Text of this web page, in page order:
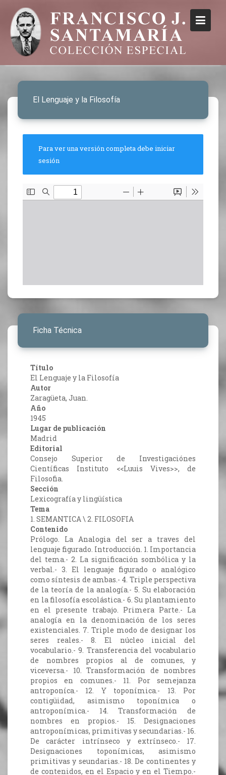
El Lenguaje y la Filosofía
Para ver una versión completa debe iniciar
sesión
Ficha Técnica
Título
El Lenguaje y la Filosofía
Autor
Zaragüeta, Juan.
Año
1945
Lugar de publicación
Madrid
Editorial
Consejo Superior de Investigaciónes
Científicas Instituto <<Luuis Vives>>, de
Filosofia.
Sección
Lexicografía y lingüística
Tema
1. SEMANTICA \ 2. FILOSOFIA
Contenido
Prólogo. La Analogia del ser a traves del
lenguaje figurado. Introducción. 1. Importancia
del tema.- 2. La significación sombólica y la
verbal.- 3. El lenguaje figurado o analógico
como síntesis de ambas.- 4. Triple perspectiva
de la teoría de la analogía.- 5. Su elaboración
en la filosofía escolástica.- 6. Su plantamiento
en el presente trabajo. Primera Parte.- La
analogía en la denominación de los seres
existenciales. 7. Triple modo de designar los
seres reales.- 8. El núcleo inicial del
vocabulario.- 9. Transferencia del vocabulario
de nombres propios al de comunes, y
viceversa.- 10. Transformación de nombres
propios en comunes.- 11. Por semejanza
antroponíca.- 12. Y toponímica.- 13. Por
contigüidad, asimismo toponímica o
antroponímica.- 14. Transformación de
nombres en propios.- 15. Designaciones
antroponímicas, primitivas y secundarias.- 16.
De carácter intrínseco y extrínseco.- 17.
Designaciones toponímicas, asimismo
primitivas y seundarias.- 18. De continentes y
de contenidos, en el Espacio y en el Tiempo.-